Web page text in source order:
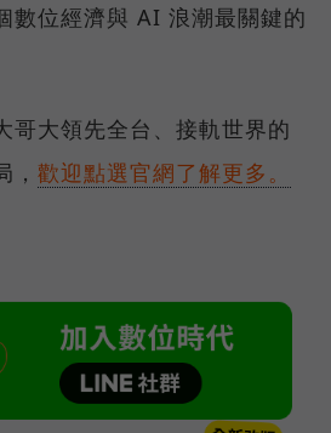
數位經濟與 AI 浪潮最關鍵的
哥大領先全台、接軌世界的
歡迎點選官網了解更多。